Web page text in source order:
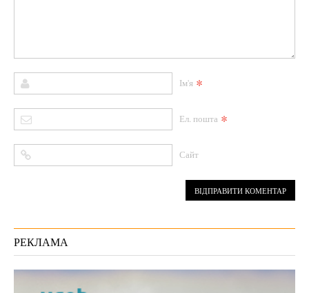
Ім'я *
Ел. пошта *
Сайт
РЕКЛАМА